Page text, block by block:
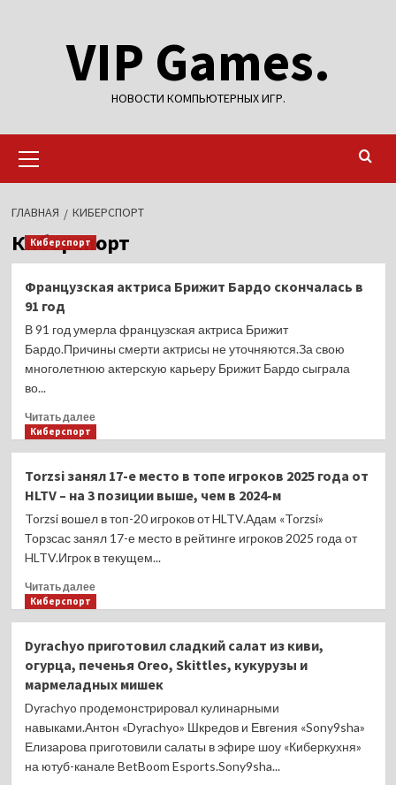
содержимомуVIP Games.
НОВОСТИ КОМПЬЮТЕРНЫХ ИГР.
меню
ГЛАВНАЯ КИБЕРСПОРТ
Киберспорт
Киберспорт
Французская актриса Брижит Бардо скончалась в
91 год
В 91 год умерла французская актриса Брижит
Бардо.Причины смерти актрисы не уточняются.За свою
многолетнюю актерскую карьеру Брижит Бардо сыграла
во...
Читать далееПрочитать
актриса
Брижит
Бардо
скончалась
91
год
Киберспорт
Torzsi занял 17-е место в топе игроков 2025 года от
HLTV – на 3 позиции выше, чем в 2024-м
Torzsi вошел в топ-20 игроков от HLTV.Адам «Torzsi»
Торзсас занял 17-е место в рейтинге игроков 2025 года от
HLTV.Игрок в текущем...
Читать далееПрочитать
занял
17-
е
топе
игроков
2025
Киберспорт
Dyrachyo приготовил сладкий салат из киви,
огурца, печенья Oreo, Skittles, кукурузы и
мармеладных мишек
Dyrachyo продемонстрировал кулинарными
навыками.Антон «Dyrachyo» Шкредов и Евгения «Sony9sha»
Елизарова приготовили салаты в эфире шоу «Киберкухня»
на ютуб-канале BetBoom Esports.Sony9sha...